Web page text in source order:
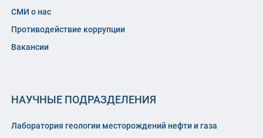
СМИ о нас
Противодействие коррупции
Вакансии
НАУЧНЫЕ ПОДРАЗДЕЛЕНИЯ
Лаборатория геологии месторождений нефти и газа